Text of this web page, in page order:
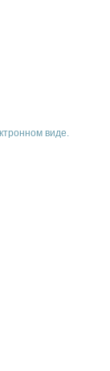
виде.